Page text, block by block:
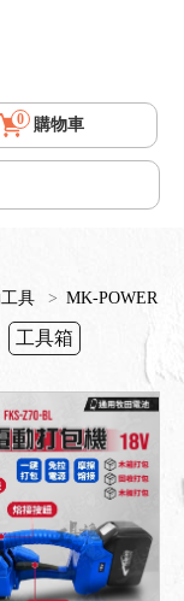
0 購物車
具 > MK-POWER
工具箱